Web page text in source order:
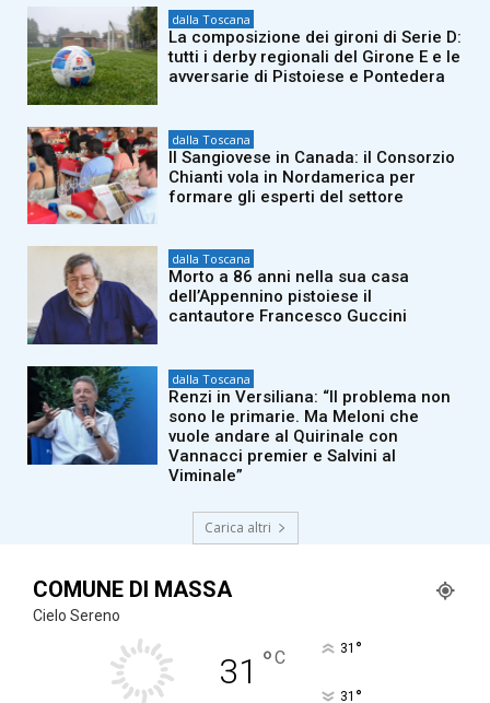
dalla Toscana
La composizione dei gironi di Serie D:
tutti i derby regionali del Girone E e le
avversarie di Pistoiese e Pontedera
dalla Toscana
Il Sangiovese in Canada: il Consorzio
Chianti vola in Nordamerica per
formare gli esperti del settore
dalla Toscana
Morto a 86 anni nella sua casa
dell’Appennino pistoiese il
cantautore Francesco Guccini
dalla Toscana
Renzi in Versiliana: “Il problema non
sono le primarie. Ma Meloni che
vuole andare al Quirinale con
Vannacci premier e Salvini al
Viminale”
Carica altri
COMUNE DI MASSA
Cielo Sereno
31 °C 31 °
31 °